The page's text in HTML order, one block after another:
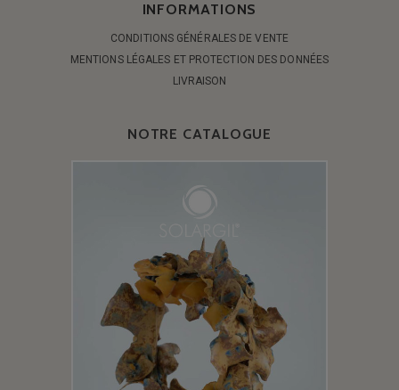
INFORMATIONS
CONDITIONS GÉNÉRALES DE VENTE
MENTIONS LÉGALES ET PROTECTION DES DONNÉES
LIVRAISON
NOTRE CATALOGUE